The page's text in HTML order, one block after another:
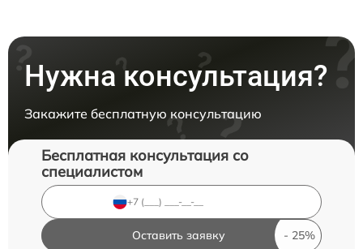
Нужна консультация?
Закажите бесплатную консультацию
Бесплатная консультация со
специалистом
Оставить заявку